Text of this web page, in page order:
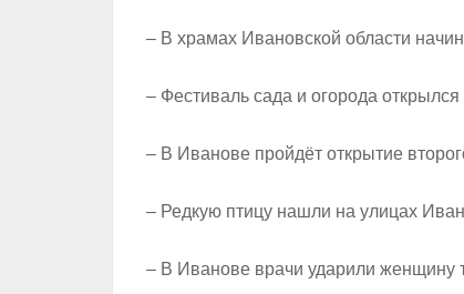
– В храмах Ивановской области
– Фестиваль сада и огорода
– В Иванове пройдёт открытие
– Редкую птицу нашли на улицах
– В Иванове врачи ударили женщину